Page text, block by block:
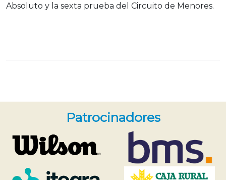
Absoluto y la sexta prueba del Circuito de Menores.
Patrocinadores